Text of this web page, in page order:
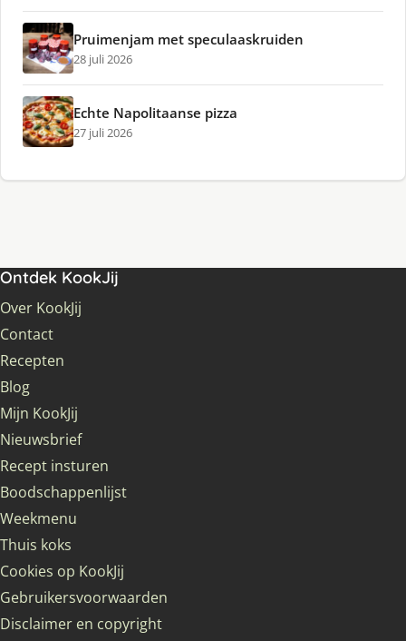
Pruimenjam met speculaaskruiden
28 juli 2026
Echte Napolitaanse pizza
27 juli 2026
Ontdek KookJij
Over KookJij
Contact
Recepten
Blog
Mijn KookJij
Nieuwsbrief
Recept insturen
Boodschappenlijst
Weekmenu
Thuis koks
Cookies op KookJij
Gebruikersvoorwaarden
Disclaimer en copyright